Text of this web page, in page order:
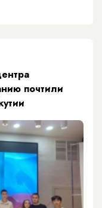
почтили